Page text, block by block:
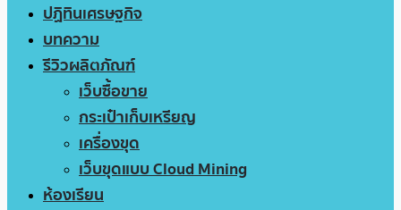
ปฏิทินเศรษฐกิจ
บทความ
รีวิวผลิตภัณฑ์
เว็บซื้อขาย
กระเป๋าเก็บเหรียญ
เครื่องขุด
เว็บขุดแบบ Cloud Mining
ห้องเรียน